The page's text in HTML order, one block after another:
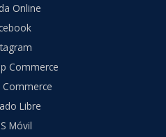
Online
Commerce
Commerce
Libre
Móvil